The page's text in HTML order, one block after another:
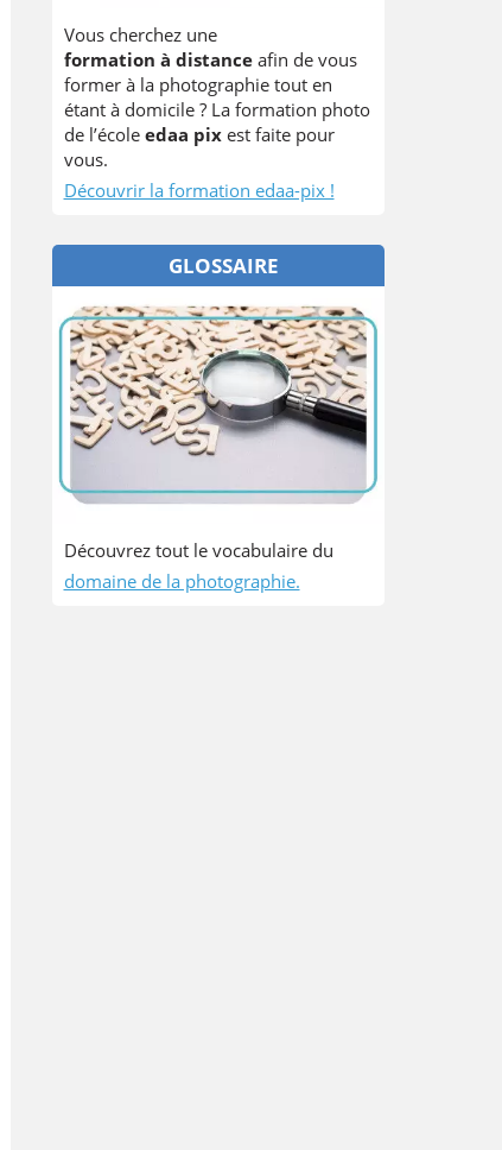
Vous cherchez une
formation à distance afin de vous
former à la photographie tout en
étant à domicile ? La formation photo
de l’école edaa pixest faite pour
vous.
Découvrir la formation edaa-pix !
GLOSSAIRE
Découvrez tout le vocabulaire du
domaine de la photographie.